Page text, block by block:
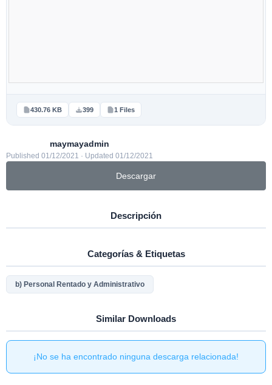
430.76 KB 399 1 Files
maymayadmin
Published 01/12/2021 · Updated 01/12/2021
Descargar
Descripción
Categorías & Etiquetas
b) Personal Rentado y Administrativo
Similar Downloads
¡No se ha encontrado ninguna descarga relacionada!